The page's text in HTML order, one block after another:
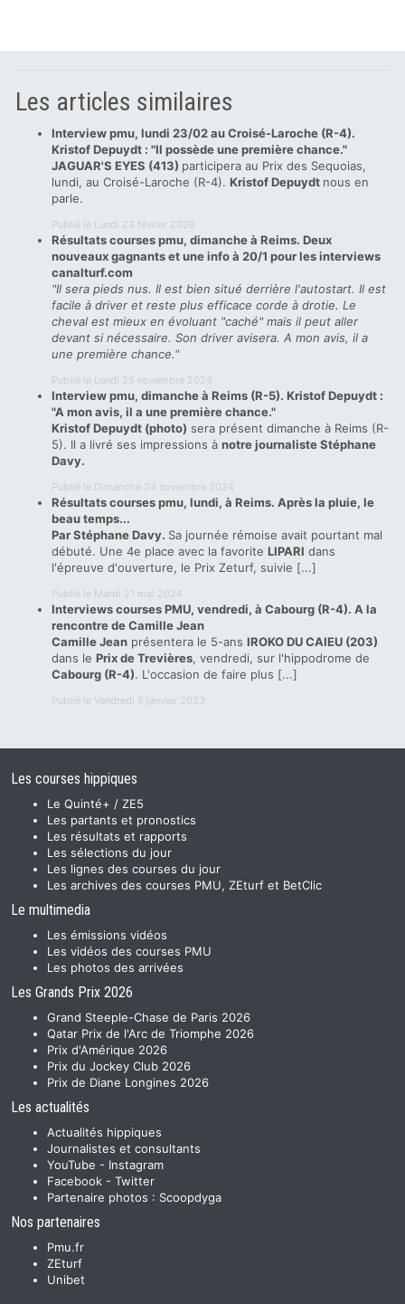
Les articles similaires
Interview pmu, lundi 23/02 au Croisé-Laroche (R-4).
Kristof Depuydt : "Il possède une première chance."
JAGUAR'S EYES (413) participera au Prix des Sequoias,
lundi, au Croisé-Laroche (R-4). Kristof Depuydt nous en
parle.
Publié le Lundi 23 février 2026
Résultats courses pmu, dimanche à Reims. Deux
nouveaux gagnants et une info à 20/1 pour les interviews
canalturf.com
"Il sera pieds nus. Il est bien situé derrière l'autostart. Il est
facile à driver et reste plus efficace corde à drotie. Le
cheval est mieux en évoluant "caché" mais il peut aller
devant si nécessaire. Son driver avisera. A mon avis, il a
une première chance."
Publié le Lundi 25 novembre 2024
Interview pmu, dimanche à Reims (R-5). Kristof Depuydt :
"A mon avis, il a une première chance."
Kristof Depuydt (photo) sera présent dimanche à Reims (R-
5). Il a livré ses impressions à notre journaliste Stéphane
Davy.
Publié le Dimanche 24 novembre 2024
Résultats courses pmu, lundi, à Reims. Après la pluie, le
beau temps...
Par Stéphane Davy. Sa journée rémoise avait pourtant mal
débuté. Une 4e place avec la favorite LIPARI dans
l'épreuve d'ouverture, le Prix Zeturf, suivie [...]
Publié le Mardi 21 mai 2024
Interviews courses PMU, vendredi, à Cabourg (R-4). A la
rencontre de Camille Jean
Camille Jean présentera le 5-ans IROKO DU CAIEU (203)
dans le Prix de Trevières, vendredi, sur l'hippodrome de
Cabourg (R-4). L'occasion de faire plus [...]
Publié le Vendredi 6 janvier 2023
Les courses hippiques
Le Quinté+ / ZE5
Les partants et pronostics
Les résultats et rapports
Les sélections du jour
Les lignes des courses du jour
Les archives des courses PMU, ZEturf et BetClic
Le multimedia
Les émissions vidéos
Les vidéos des courses PMU
Les photos des arrivées
Les Grands Prix 2026
Grand Steeple-Chase de Paris 2026
Qatar Prix de l'Arc de Triomphe 2026
Prix d'Amérique 2026
Prix du Jockey Club 2026
Prix de Diane Longines 2026
Les actualités
Actualités hippiques
Journalistes et consultants
YouTube - Instagram
Facebook - Twitter
Partenaire photos : Scoopdyga
Nos partenaires
Pmu.fr
ZEturf
Unibet